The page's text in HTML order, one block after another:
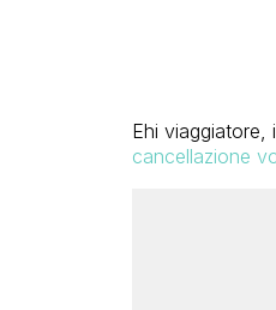
Ehi viaggiatore,
cancellazione